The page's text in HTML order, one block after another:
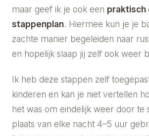
maar geef ik je ook een praktisch
stappenplan. Hiermee kun je je
zachte manier begeleiden naar
en hopelijk slaap jij zelf ook weer
Ik heb deze stappen zelf
kinderen en kan je niet vertellen
het was om eindelijk weer door te
plaats van elke nacht 4–5 uur